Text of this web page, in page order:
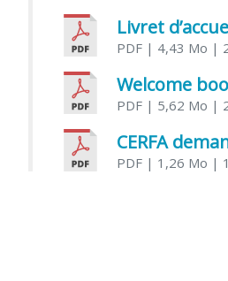
Livret
PDF | 4,43 Mo |
Welcome
PDF | 5,62 Mo |
PDF | 1,26 Mo |